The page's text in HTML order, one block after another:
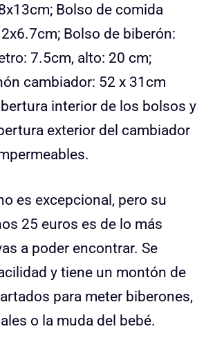
Bolso de comida
Bolso de biberón:
7.5cm, alto: 20 cm;
cambiador: 52 x 31cm
interior de los bolsos y
exterior del cambiador
es excepcional, pero su
25 euros es de lo más
a poder encontrar. Se
y tiene un montón de
para meter biberones,
o la muda del bebé.